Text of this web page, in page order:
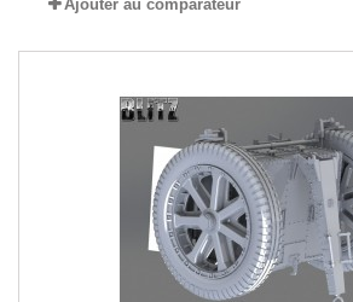
Ajouter au comparateur